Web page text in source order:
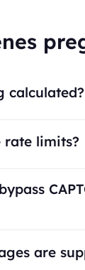
calculated?
rate limits?
are